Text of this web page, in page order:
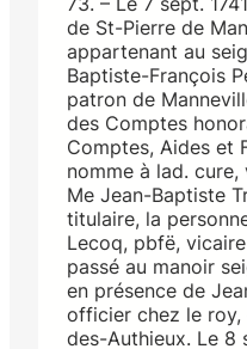
de St-Pierre de
appartenant au
Baptiste-François
patron de
des Comptes
Comptes, Aides et
nomme à lad.
Me Jean-Baptiste
titulaire, la
Lecoq, pbfë,
passé au manoir
en présence de
officier chez le roy,
des-Authieux. Le 8